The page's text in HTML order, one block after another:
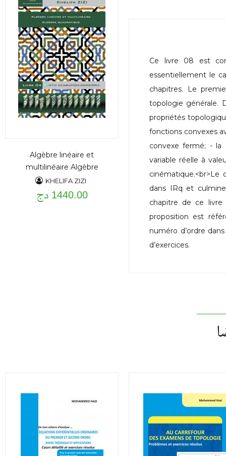
Ce livre 08 est
essentiellement le
chapitres. Le
topologie générale.
propriétés
fonctions convexes
convexe fermé; - la
variable réelle à
dans IRq et
chapitre de ce livre
proposition est
numéro d’ordre
d’exercices.
Algèbre linéaire et
multilinéaire Algèbre
quadratique
KHELIFA ZIZI
1440.00 دج